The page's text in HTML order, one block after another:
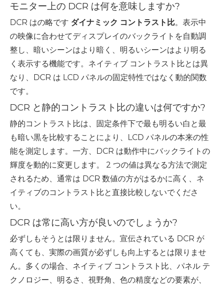
モニター上の DCR は何を意味しますか?
DCR はの略です ダイナミック コントラスト比。表示中
の映像に合わせてディスプレイのバックライトを自動調
整し、暗いシーンはより暗く、明るいシーンはより明る
く表示する機能です。ネイティブ コントラスト比とは異
なり、DCR は LCD パネルの固定特性ではなく動的関数
です。
DCR と静的コントラスト比の違いは何ですか?
静的コントラスト比は、固定条件下で最も明るい白と最
も暗い黒を比較することにより、LCD パネルの本来の性
能を測定します。一方、DCR は動作中にバックライトの
輝度を動的に変更します。 2 つの値は異なる方法で測定
されるため、通常は DCR 数値の方がはるかに高く、ネ
イティブのコントラスト比と直接比較しないでくださ
い。
DCR は常に高い方が良いのでしょうか?
必ずしもそうとは限りません。宣伝されている DCR が
高くても、実際の画質が必ずしも向上するとは限りませ
ん。多くの場合、ネイティブ コントラスト比、パネル テ
クノロジー、明るさ、視野角、色の精度などの要素が、